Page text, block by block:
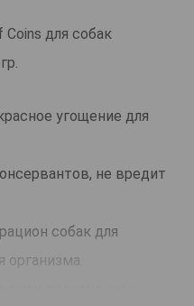
для собак
угощение для
не вредит
собак для
организма.